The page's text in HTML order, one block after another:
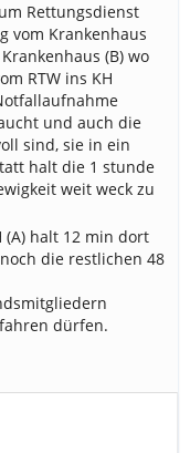
Rettungsdienst
vom Krankenhaus
(B) wo
RTW ins KH
und auch die
sind, sie in ein
halt die 1 stunde
weit weck zu
(A) halt 12 min dort
die restlichen 48
dürfen.